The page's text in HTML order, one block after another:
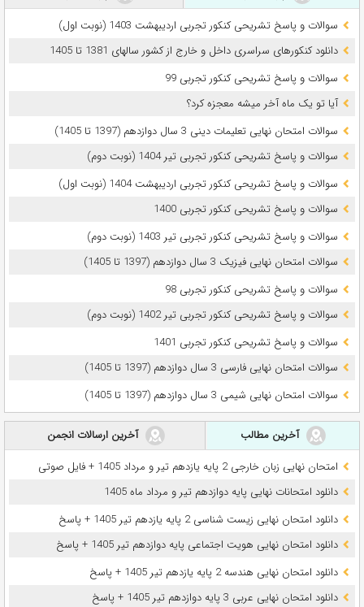
سوالات و پاسخ تشریحی کنکور تجربی اردیبهشت 1403 (نوبت اول)
دانلود کنکورهای سراسری داخل و خارج از کشور سالهای 1381 تا 1405
سوالات و پاسخ تشریحی کنکور تجربی 99
آیا تو یک ماه آخر میشه معجزه کرد؟
سوالات امتحان نهایی تعلیمات دینی 3 سال دوازدهم (1397 تا 1405)
سوالات و پاسخ تشریحی کنکور تجربی تیر 1404 (نوبت دوم)
سوالات و پاسخ تشریحی کنکور تجربی اردیبهشت 1404 (نوبت اول)
سوالات و پاسخ تشریحی کنکور تجربی 1400
سوالات و پاسخ تشریحی کنکور تجربی تیر 1403 (نوبت دوم)
سوالات امتحان نهایی فیزیک 3 سال دوازدهم (1397 تا 1405)
سوالات و پاسخ تشریحی کنکور تجربی 98
سوالات و پاسخ تشریحی کنکور تجربی تیر 1402 (نوبت دوم)
سوالات و پاسخ تشریحی کنکور تجربی 1401
سوالات امتحان نهایی فارسی 3 سال دوازدهم (1397 تا 1405)
سوالات امتحان نهایی شیمی 3 سال دوازدهم (1397 تا 1405)
آخرین مطالب
آخرین ارسالات انجمن
امتحان نهایی زبان خارجی 2 پایه یازدهم تیر و مرداد 1405 + فایل صوتی
دانلود امتحانات نهایی پایه دوازدهم تیر و مرداد ماه 1405
دانلود امتحان نهایی زیست شناسی 2 پایه یازدهم تیر 1405 + پاسخ
دانلود امتحان نهایی هویت اجتماعی پایه دوازدهم تیر 1405 + پاسخ
دانلود امتحان نهایی هندسه 2 پایه یازدهم تیر 1405 + پاسخ
دانلود امتحان نهایی عربی 3 پایه دوازدهم تیر 1405 + پاسخ